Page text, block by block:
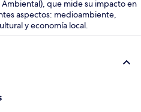
que mide su impacto en
aspectos: medioambiente,
y economía local.